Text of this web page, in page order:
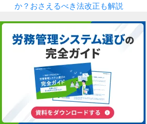
か？おさえるべき法改正も解説